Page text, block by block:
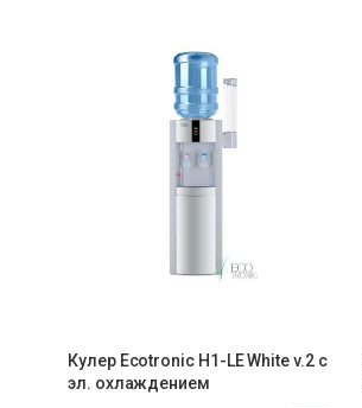
Кулер Ecotronic H1-LE White v.2 с
эл. охлаждением